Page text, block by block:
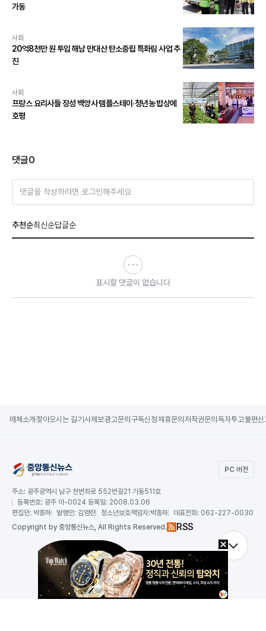
가동
사회
20억8천만 원 투입 해남 만대산 탄소중립 특화림 사업 추
진
사회
프랑스 요리사들 장성 백양사 템플스테이·청년농 밥상에
호평
댓글0
댓글을 작성하려면 로그인해주세요
추천순최신순답글순
표시할 댓글이 없습니다
매체소개 찾아오시는 길기사제보광고문의 구독신청제휴문의 저작권문의 독자투고불편신
PC 버전
주소: 광주광역시 남구 천변좌로 552번길21 가동511호
등록번호: 광주 아-0024 등록일: 2008.03.06
편집인: 박종하 발행인: 김영란 청소년보호책임자:박종하 대표전화: 062-227-0030
Copyright by 중앙통신뉴스, All Rights Reserved. RSS